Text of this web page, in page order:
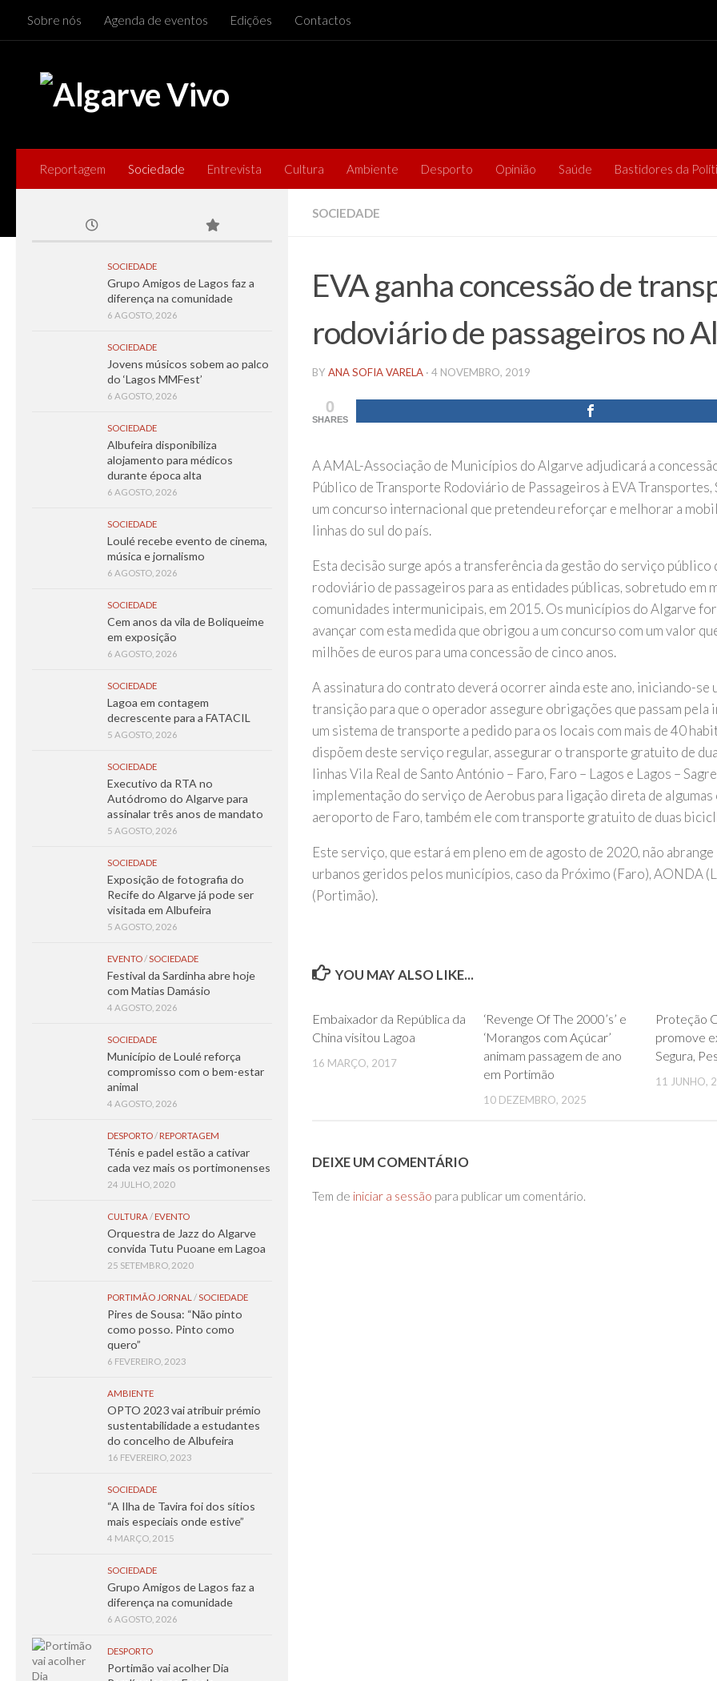
Skip to content
Sobre nós Agenda de eventos Edições Contactos
Reportagem Sociedade Entrevista Cultura Ambiente Desporto Opinião Saúde Bastidores da
SOCIEDADE
EVA ganha concessão de
rodoviário de passageiros no
BY ANA SOFIA VARELA · 4 NOVEMBRO, 2019
0
SHARES
A AMAL-Associação de Municípios do Algarve adjudicará a
Público de Transporte Rodoviário de Passageiros à EVA Transportes,
um concurso internacional que pretendeu reforçar e melhorar a
linhas do sul do país.
Esta decisão surge após a transferência da gestão do serviço
rodoviário de passageiros para as entidades públicas, sobretudo em
comunidades intermunicipais, em 2015. Os municípios do Algarve
avançar com esta medida que obrigou a um concurso com um valor
milhões de euros para uma concessão de cinco anos.
A assinatura do contrato deverá ocorrer ainda este ano, iniciando-se
transição para que o operador assegure obrigações que passam pela
um sistema de transporte a pedido para os locais com mais de 40
dispõem deste serviço regular, assegurar o transporte gratuito de
linhas Vila Real de Santo António – Faro, Faro – Lagos e Lagos –
implementação do serviço de Aerobus para ligação direta de algumas
aeroporto de Faro, também ele com transporte gratuito de duas
Este serviço, que estará em pleno em de agosto de 2020, não
urbanos geridos pelos municípios, caso da Próximo (Faro), AONDA
(Portimão).
YOU MAY ALSO LIKE...
Embaixador da República da
China visitou Lagoa
16 MARÇO, 2017
‘Revenge Of The 2000’s’ e
‘Morangos com Açúcar’
animam passagem de ano
em Portimão
10 DEZEMBRO, 2025
Proteção
promove
Segura,
11 JUNHO,
DEIXE UM COMENTÁRIO
Tem de iniciar a sessão para publicar um comentário.
SOCIEDADE
Grupo Amigos de Lagos faz a
diferença na comunidade
6 AGOSTO, 2026
SOCIEDADE
Jovens músicos sobem ao palco
do ‘Lagos MMFest’
6 AGOSTO, 2026
SOCIEDADE
Albufeira disponibiliza
alojamento para médicos
durante época alta
6 AGOSTO, 2026
SOCIEDADE
Loulé recebe evento de cinema,
música e jornalismo
6 AGOSTO, 2026
SOCIEDADE
Cem anos da vila de Boliqueime
em exposição
6 AGOSTO, 2026
SOCIEDADE
Lagoa em contagem
decrescente para a FATACIL
5 AGOSTO, 2026
SOCIEDADE
Executivo da RTA no
Autódromo do Algarve para
assinalar três anos de mandato
5 AGOSTO, 2026
SOCIEDADE
Exposição de fotografia do
Recife do Algarve já pode ser
visitada em Albufeira
5 AGOSTO, 2026
EVENTO/SOCIEDADE
Festival da Sardinha abre hoje
com Matias Damásio
4 AGOSTO, 2026
SOCIEDADE
Município de Loulé reforça
compromisso com o bem-estar
animal
4 AGOSTO, 2026
DESPORTO/ REPORTAGEM
Ténis e padel estão a cativar
cada vez mais os portimonenses
24 JULHO, 2020
CULTURA/ EVENTO
Orquestra de Jazz do Algarve
convida Tutu Puoane em Lagoa
25 SETEMBRO, 2020
PORTIMÃO JORNAL /SOCIEDADE
Pires de Sousa: “Não pinto
como posso. Pinto como
quero”
6 FEVEREIRO, 2023
AMBIENTE
OPTO 2023 vai atribuir prémio
sustentabilidade a estudantes
do concelho de Albufeira
16 FEVEREIRO, 2023
SOCIEDADE
“A Ilha de Tavira foi dos sítios
mais especiais onde estive”
4 MARÇO, 2015
SOCIEDADE
Grupo Amigos de Lagos faz a
diferença na comunidade
6 AGOSTO, 2026
DESPORTO
Portimão vai acolher Dia